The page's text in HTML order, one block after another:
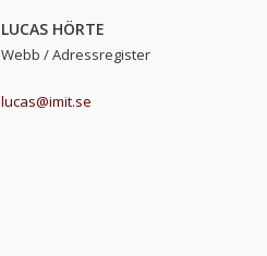
LUCAS HÖRTE
Webb / Adressregister
lucas@imit.se